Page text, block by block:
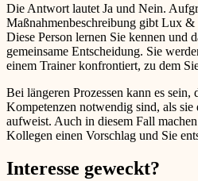
Die Antwort lautet Ja und Nein.
Maßnahmenbeschreibung gibt Lux
Diese Person lernen Sie kennen und
gemeinsame Entscheidung. Sie
einem Trainer konfrontiert, zu dem
Bei längeren Prozessen kann es sein,
Kompetenzen notwendig sind, als sie
aufweist. Auch in diesem Fall
Kollegen einen Vorschlag und Sie
Interesse geweckt?